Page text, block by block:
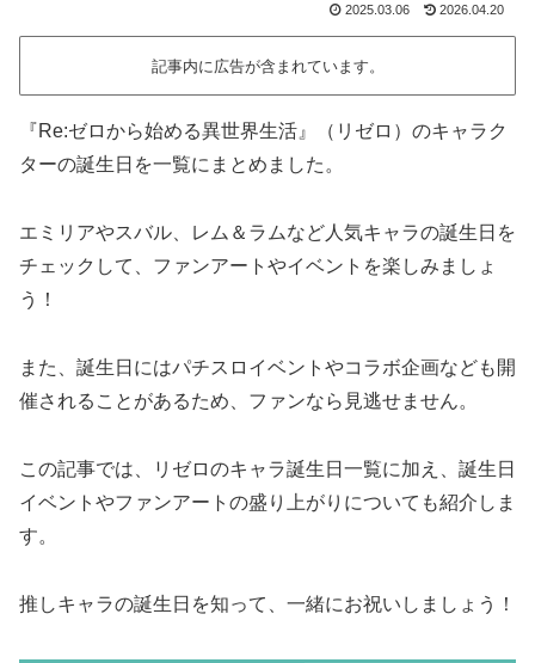
2025.03.06 2026.04.20
記事内に広告が含まれています。
『Re:ゼロから始める異世界生活』（リゼロ）のキャラク
ターの誕生日を一覧にまとめました。
エミリアやスバル、レム＆ラムなど人気キャラの誕生日を
チェックして、ファンアートやイベントを楽しみましょ
う！
また、誕生日にはパチスロイベントやコラボ企画なども開
催されることがあるため、ファンなら見逃せません。
この記事では、リゼロのキャラ誕生日一覧に加え、誕生日
イベントやファンアートの盛り上がりについても紹介しま
す。
推しキャラの誕生日を知って、一緒にお祝いしましょう！